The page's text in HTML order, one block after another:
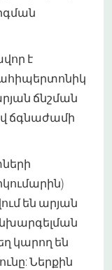
է
ճնշման
ճգնաժամի
են արյան
կարող են
Ներքին